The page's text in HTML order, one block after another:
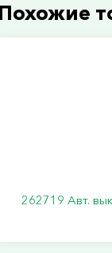
262719 Авт.